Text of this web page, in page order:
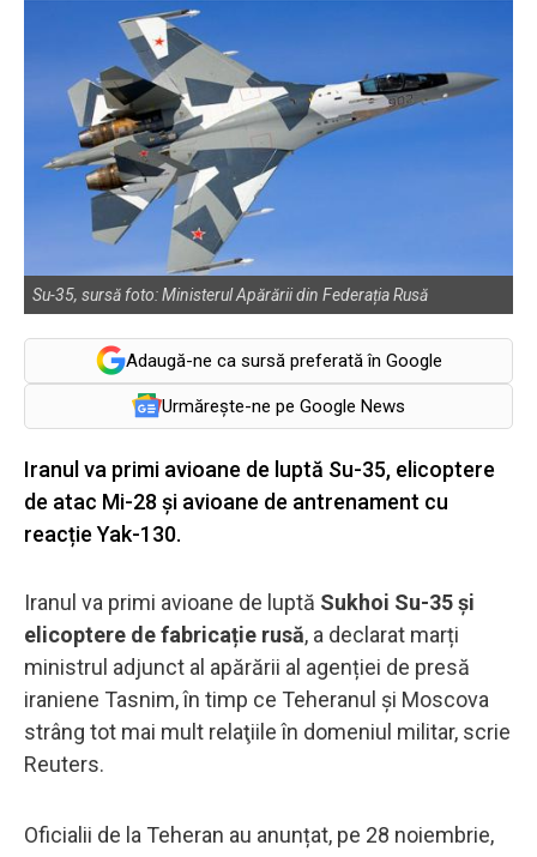
Su-35, sursă foto: Ministerul Apărării din Federația Rusă
Adaugă-ne ca sursă preferată în Google
Urmărește-ne pe Google News
Iranul va primi avioane de luptă Su-35, elicoptere
de atac Mi-28 și avioane de antrenament cu
reacție Yak-130.
Iranul va primi avioane de luptă Sukhoi Su-35 și
elicoptere de fabricație rusă, a declarat marți
ministrul adjunct al apărării al agenției de presă
iraniene Tasnim, în timp ce Teheranul și Moscova
strâng tot mai mult relaţiile în domeniul militar, scrie
Reuters.
Oficialii de la Teheran au anunțat, pe 28 noiembrie,